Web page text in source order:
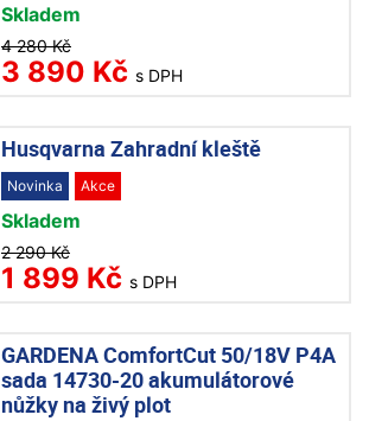
Skladem
4 280 Kč
3 890 Kč s DPH
Husqvarna Zahradní kleště
Novinka Akce
Skladem
2 290 Kč
1 899 Kč s DPH
GARDENA ComfortCut 50/18V P4A
sada 14730-20 akumulátorové
nůžky na živý plot